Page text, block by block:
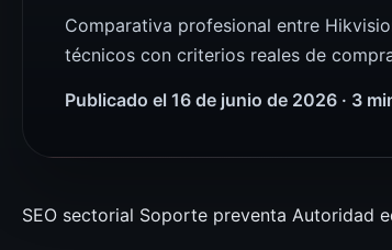
Comparativa profesional entre
técnicos con criterios reales de
Publicado el 16 de junio de 2026 · 3
SEO sectorial Soporte preventa Autoridad